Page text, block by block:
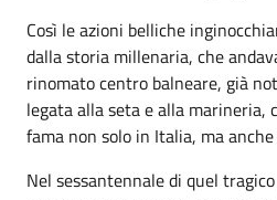
Così le azioni belliche
dalla storia millenaria, che
rinomato centro balneare, già
legata alla seta e alla marineria,
fama non solo in Italia, ma anche
Nel sessantennale di quel